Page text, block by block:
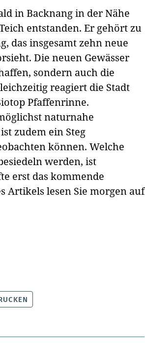
in Backnang in der Nähe
entstanden. Er gehört zu
das insgesamt zehn neue
Die neuen Gewässer
sondern auch die
reagiert die Stadt
Pfaffenrinne.
naturnahe
zudem ein Steg
können. Welche
werden, ist
erst das kommende
Artikels lesen Sie morgen auf